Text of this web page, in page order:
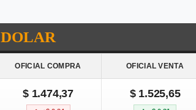
DOLAR
OFICIAL COMPRA OFICIAL VENTA
$ 1.474,37 $ 1.525,65